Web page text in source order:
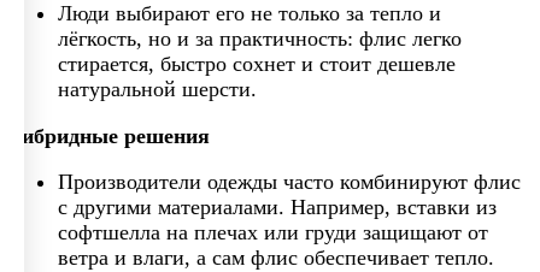
Люди выбирают его не только за тепло и
лёгкость, но и за практичность: флис легко
стирается, быстро сохнет и стоит дешевле
натуральной шерсти.
Гибридные решения
Производители одежды часто комбинируют флис
с другими материалами. Например, вставки из
софтшелла на плечах или груди защищают от
ветра и влаги, а сам флис обеспечивает тепло.